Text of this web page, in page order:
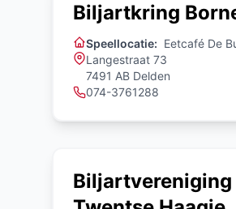
Biljartkring
Speellocatie: Eetcafé De
Langestraat 73
7491 AB Delden
074-3761288
Biljartvereniging